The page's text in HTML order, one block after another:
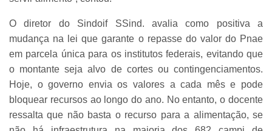
O diretor do Sindoif SSind. avalia como positiva a
mudança na lei que garante o repasse do valor do Pnae
em parcela única para os institutos federais, evitando que
o montante seja alvo de cortes ou contingenciamentos.
Hoje, o governo envia os valores a cada mês e pode
bloquear recursos ao longo do ano. No entanto, o docente
ressalta que não basta o recurso para a alimentação, se